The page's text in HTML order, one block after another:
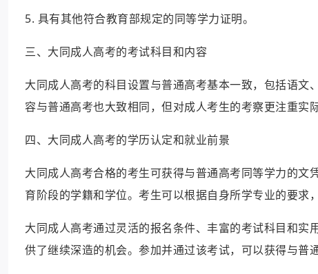
5. 具有其他符合教育部规定的同等学力证明。
三、大同成人高考的考试科目和内容
大同成人高考的科目设置与普通高考基本一致，包括语
容与普通高考也大致相同，但对成人考生的考察更注重实
四、大同成人高考的学历认定和就业前景
大同成人高考合格的考生可获得与普通高考同等学力的
育阶段的学籍和学位。考生可以根据自身所学专业的要求
大同成人高考通过灵活的报名条件、丰富的考试科目和
供了继续深造的机会。参加并通过该考试，可以获得与普